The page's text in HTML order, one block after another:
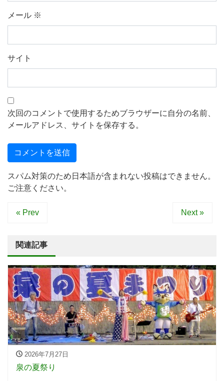
メール ※
サイト
次回のコメントで使用するためブラウザーに自分の名前、
メールアドレス、サイトを保存する。
スパム対策のため日本語が含まれない投稿はできません。
ご注意ください。
« Prev Next »
関連記事
2026年7月27日
泉の夏祭り